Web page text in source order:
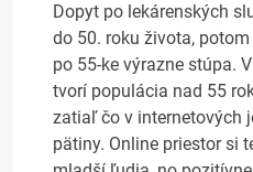
Dopyt po lekárenských
do 50. roku života,
po 55-ke výrazne stúpa.
tvorí populácia nad 55
zatiaľ čo v internetových
pätiny. Online priestor si